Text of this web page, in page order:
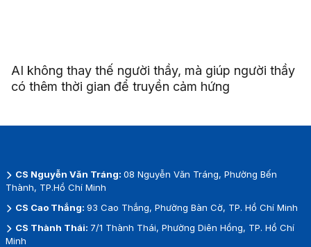
AI không thay thế người thầy, mà giúp người thầy
có thêm thời gian để truyền cảm hứng
CS Nguyễn Văn Tráng: 08 Nguyễn Văn Tráng, Phường Bến
Thành, TP.Hồ Chí Minh
CS Cao Thắng: 93 Cao Thắng, Phường Bàn Cờ, TP. Hồ Chí Minh
CS Thành Thái: 7/1 Thành Thái, Phường Diên Hồng, TP. Hồ Chí
Minh